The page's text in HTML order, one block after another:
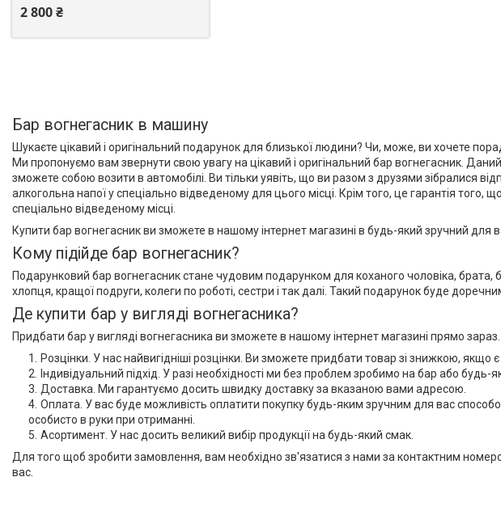
2 800 ₴
Бар вогнегасник в машину
Шукаєте цікавий і оригінальний подарунок для близької людини? Чи, може, ви хочете
Ми пропонуємо вам звернути свою увагу на цікавий і оригінальний бар вогнегасник.
зможете собою возити в автомобілі. Ви тільки уявіть, що ви разом з друзями зібралися
алкогольна напої у спеціально відведеному для цього місці. Крім того, це гарантія того,
спеціально відведеному місці.
Купити бар вогнегасник ви зможете в нашому інтернет магазині в будь-який зручний
Кому підійде бар вогнегасник?
Подарунковий бар вогнегасник стане чудовим подарунком для коханого чоловіка,
хлопця, кращої подруги, колеги по роботі, сестри і так далі. Такий подарунок буде
Де купити бар у вигляді вогнегасника?
Придбати бар у вигляді вогнегасника ви зможете в нашому інтернет магазині прямо
Розцінки. У нас найвигідніші розцінки. Ви зможете придбати товар зі знижкою,
Індивідуальний підхід. У разі необхідності ми без проблем зробимо на бар або
Доставка. Ми гарантуємо досить швидку доставку за вказаною вами адресою.
Оплата. У вас буде можливість оплатити покупку будь-яким зручним для вас
особисто в руки при отриманні.
Асортимент. У нас досить великий вибір продукції на будь-який смак.
Для того щоб зробити замовлення, вам необхідно зв'язатися з нами за контактним
вас.